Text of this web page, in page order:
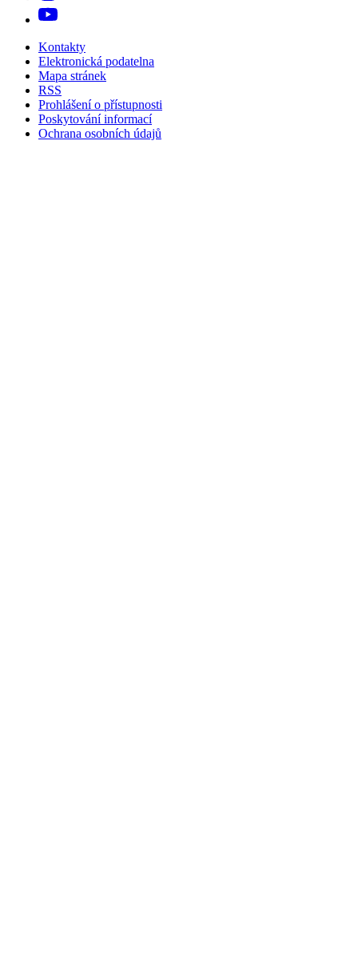
Kontakty
Elektronická podatelna
Mapa stránek
RSS
Prohlášení o přístupnosti
Poskytování informací
Ochrana osobních údajů